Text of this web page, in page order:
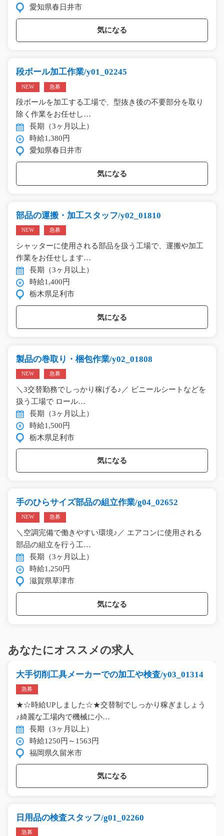
愛知県春日井市
気になる
段ボール加工作業/y01_02245
NEW 急募
段ボールを加工する工場で、型抜き後の不要部分を取り
除く作業をお任せし…
長期（3ヶ月以上）
時給1,380円
愛知県春日井市
気になる
部品の運搬・加工スタッフ/y02_01810
NEW 急募
シャッターに使用される部品を扱う工場で、運搬や加工
作業をお任せします…
長期（3ヶ月以上）
時給1,400円
栃木県足利市
気になる
製品の巻取り・梱包作業/y02_01808
NEW 急募
＼3交替勤務でしっかり稼げる♪／ ビニールシートなどを
扱う工場で ロール…
長期（3ヶ月以上）
時給1,500円
栃木県足利市
気になる
手のひらサイズ部品の組立作業/g04_02652
NEW 急募
＼空調完備で働きやすい環境♪／ エアコンに使用される
部品の組立を行う工…
長期（3ヶ月以上）
時給1,250円
滋賀県草津市
気になる
あなたにオススメの求人
大手切削工具メーカーでの加工や検査/y03_01314
急募
★☆時給UPしました☆★交替制でしっかり稼ぎましょう
♪綺麗な工場内で機械に小…
長期（3ヶ月以上）
時給1250円～1563円
福岡県久留米市
気になる
日用品の検査スタッフ/g01_02260
急募